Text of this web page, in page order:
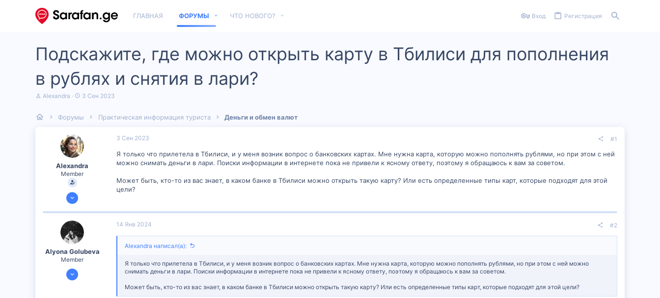
ГЛАВНАЯ ФОРУМЫ ЧТО НОВОГО? Вход Регистрация
Подскажите, где можно открыть карту в Тбилиси для пополнения
в рублях и снятия в лари?
А
о
Alexandra
Д
а
ч
а
а
3 Сен 2023
Форумы Практическая информация туриста Деньги и обмен валют
Alexandra
Member
2 Сен 2023
3 Сен 2023 #1
Я только что прилетела в Тбилиси, и у меня возник вопрос о банковских картах. Мне нужна карта, которую можно пополнять рублями, но при этом с ней
можно снимать деньги в лари. Поиски информации в интернете пока не привели к ясному ответу, поэтому я обращаюсь к вам за советом.
Может быть, кто-то из вас знает, в каком банке в Тбилиси можно открыть такую карту? Или есть определенные типы карт, которые подходят для этой
цели?
Alyona Golubeva
Member
11 Янв 2024
14 Янв 2024 #2
Alexandra написал(а):
Я только что прилетела в Тбилиси, и у меня возник вопрос о банковских картах. Мне нужна карта, которую можно пополнять рублями, но при этом с ней можно
снимать деньги в лари. Поиски информации в интернете пока не привели к ясному ответу, поэтому я обращаюсь к вам за советом.
Может быть, кто-то из вас знает, в каком банке в Тбилиси можно открыть такую карту? Или есть определенные типы карт, которые подходят для этой цели?